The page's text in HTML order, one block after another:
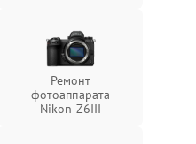
Ремонт
фотоаппарата
Nikon Z6III